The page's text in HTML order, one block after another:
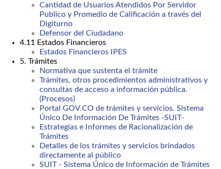
Cantidad de Usuarios Atendidos Por Servidor
Publico y Promedio de Calificación a través del
Digiturno
Defensor del Ciudadano
4.11 Estados Financieros
Estados Financieros IPES
5. Trámites
Normativa que sustenta el trámite
Trámites, otros procedimientos administrativos y
consultas de acceso a información pública.
(Procesos)
Portal GOV.CO de trámites y servicios. Sistema
Único De Información De Trámites -SUIT-
Estrategias e Informes de Racionalización de
Trámites
Detalles de los trámites y servicios brindados
directamente al público
SUIT - Sistema Único de Información de Trámites